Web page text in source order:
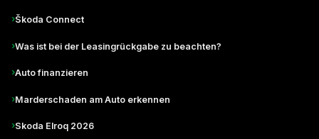
›Škoda Connect
›Was ist bei der Leasingrückgabe zu beachten?
›Auto finanzieren
›Marderschaden am Auto erkennen
›Skoda Elroq 2026